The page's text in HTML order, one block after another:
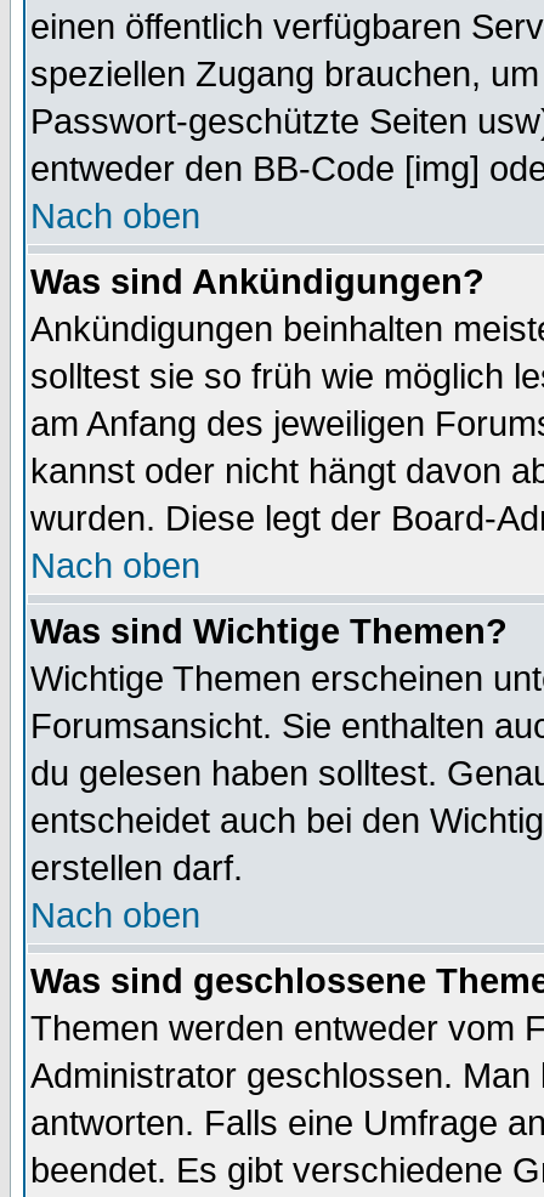
einen öffentlich verfügbaren
speziellen Zugang brauchen,
Passwort-geschützte Seiten
entweder den BB-Code [img]
Nach oben
Was sind Ankündigungen?
Ankündigungen beinhalten
solltest sie so früh wie möglich
am Anfang des jeweiligen
kannst oder nicht hängt davon
wurden. Diese legt der Board-
Nach oben
Was sind Wichtige Themen?
Wichtige Themen erscheinen
Forumsansicht. Sie enthalten
du gelesen haben solltest.
entscheidet auch bei den
erstellen darf.
Nach oben
Was sind geschlossene
Themen werden entweder vom
Administrator geschlossen.
antworten. Falls eine Umfrage
beendet. Es gibt verschiedene